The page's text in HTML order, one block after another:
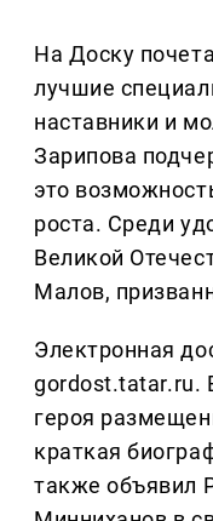
На Доску
лучшие
наставники и
Зарипова
это
роста. Среди
Великой
Малов,
Электронная
gordost.tatar.ru.
героя
краткая
также объявил